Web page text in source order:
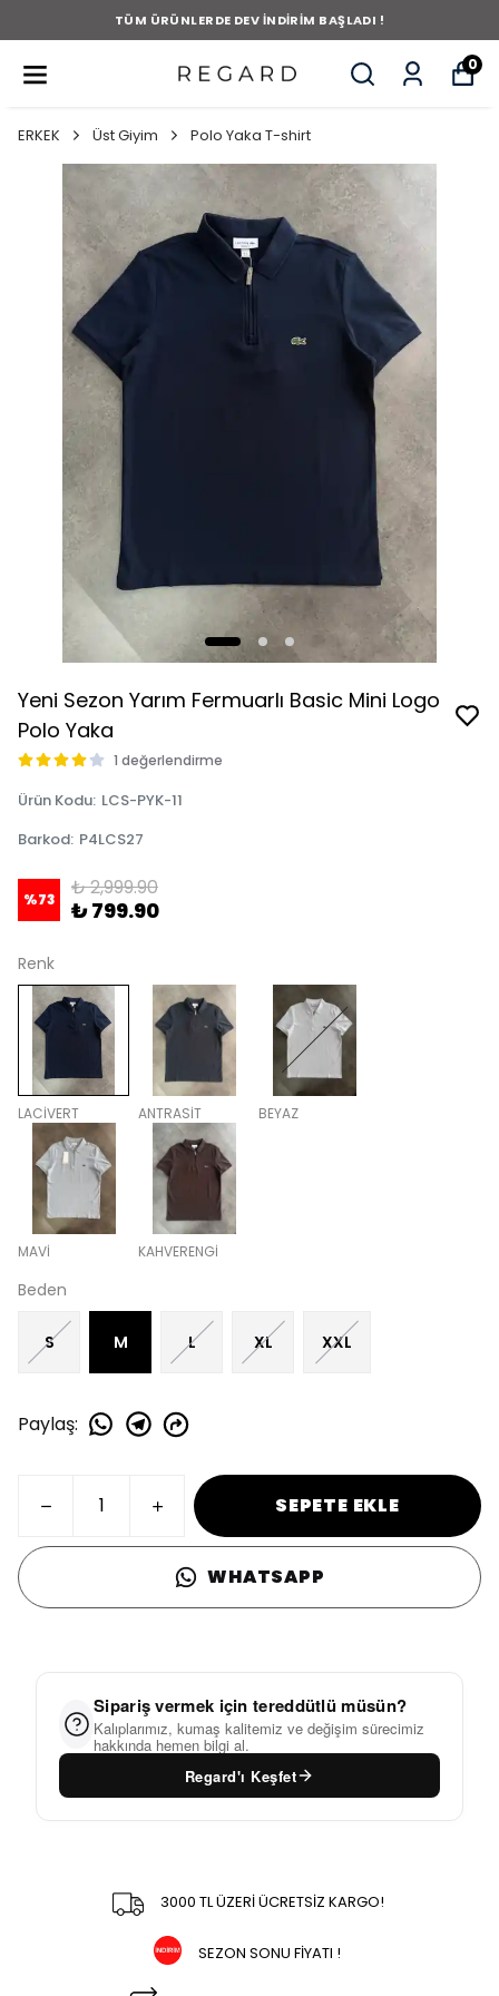
TÜM ÜRÜNLERDE DEV İNDİRİM BAŞLADI !
0
ERKEK Üst Giyim Polo Yaka T-shirt
Yeni Sezon Yarım Fermuarlı Basic Mini Logo
Polo Yaka
1 değerlendirme
Ürün Kodu: LCS-PYK-11
Barkod: P4LCS27
%73 ₺ 2,999.90
₺ 799.90
Renk
LACİVERT ANTRASİT BEYAZ
MAVİ KAHVERENGİ
Beden
S M L XL XXL
Paylaş:
SEPETE EKLE
WHATSAPP
Sipariş vermek için tereddütlü müsün?
Kalıplarımız, kumaş kalitemiz ve değişim sürecimiz
hakkında hemen bilgi al.
Regard'ı Keşfet
3000 TL ÜZERİ ÜCRETSİZ KARGO!
SEZON SONU FİYATI !